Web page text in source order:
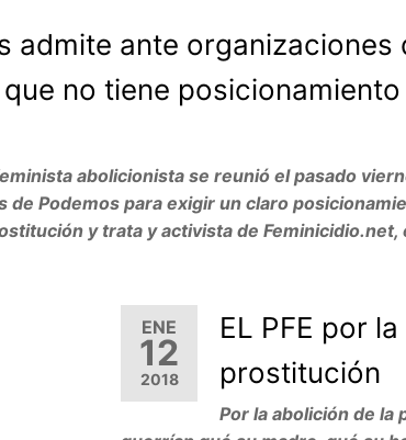
admite ante organizaciones
no tiene
abolicionista se reunió el pasado
Podemos para exigir un claro
y trata y activista de Feminicidio.net,
ENE
12
2018
EL PFE por
prostitución
Por la abolición de la